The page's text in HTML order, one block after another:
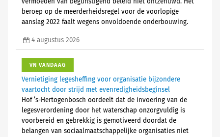
beroep op de meerderheidsregel voor de voorlopige
aanslag 2022 faalt wegens onvoldoende onderbouwing.
4 augustus 2026
VN VANDAAG
Vernietiging legesheffing voor organisatie bijzondere
vaartocht door strijd met evenredigheidsbeginsel
Hof ’s-Hertogenbosch oordeelt dat de invoering van de
legesverordening door het waterschap onzorgvuldig is
voorbereid en gebrekkig is gemotiveerd doordat de
belangen van sociaalmaatschappelijke organisaties niet